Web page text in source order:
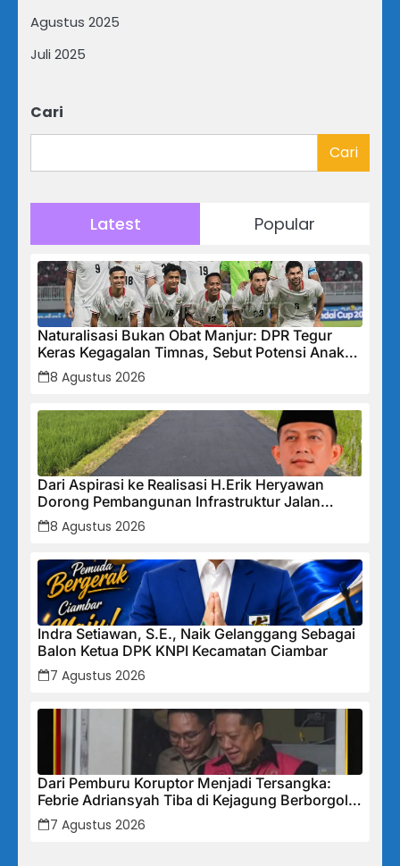
Agustus 2025
Juli 2025
Cari
Cari
Latest Popular
Naturalisasi Bukan Obat Manjur: DPR Tegur
Keras Kegagalan Timnas, Sebut Potensi Anak
Bangsa Terabaikan Demi “Jalan Pintas”
8 Agustus 2026
Dari Aspirasi ke Realisasi H.Erik Heryawan
Dorong Pembangunan Infrastruktur Jalan
Cikalong Bunder
8 Agustus 2026
Indra Setiawan, S.E., Naik Gelanggang Sebagai
Balon Ketua DPK KNPI Kecamatan Ciambar
7 Agustus 2026
Dari Pemburu Koruptor Menjadi Tersangka:
Febrie Adriansyah Tiba di Kejagung Berborgol,
Bawa Map Biru dan Senyum Penuh Teka-teki
7 Agustus 2026